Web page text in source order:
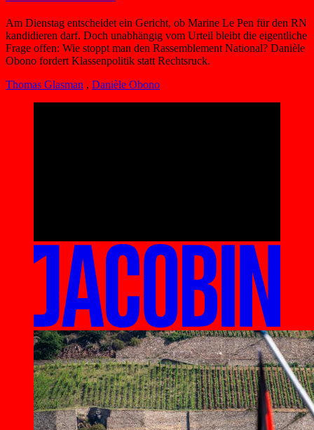
Am Dienstag entscheidet ein Gericht, ob Marine Le Pen für den RN
kandidieren darf. Doch unabhängig vom Urteil bleibt die eigentliche
Frage offen: Wie stoppt man den Rassemblement National? Danièle
Obono fordert Klassenpolitik statt Rechtsruck.
Thomas Glasman , Danièle Obono